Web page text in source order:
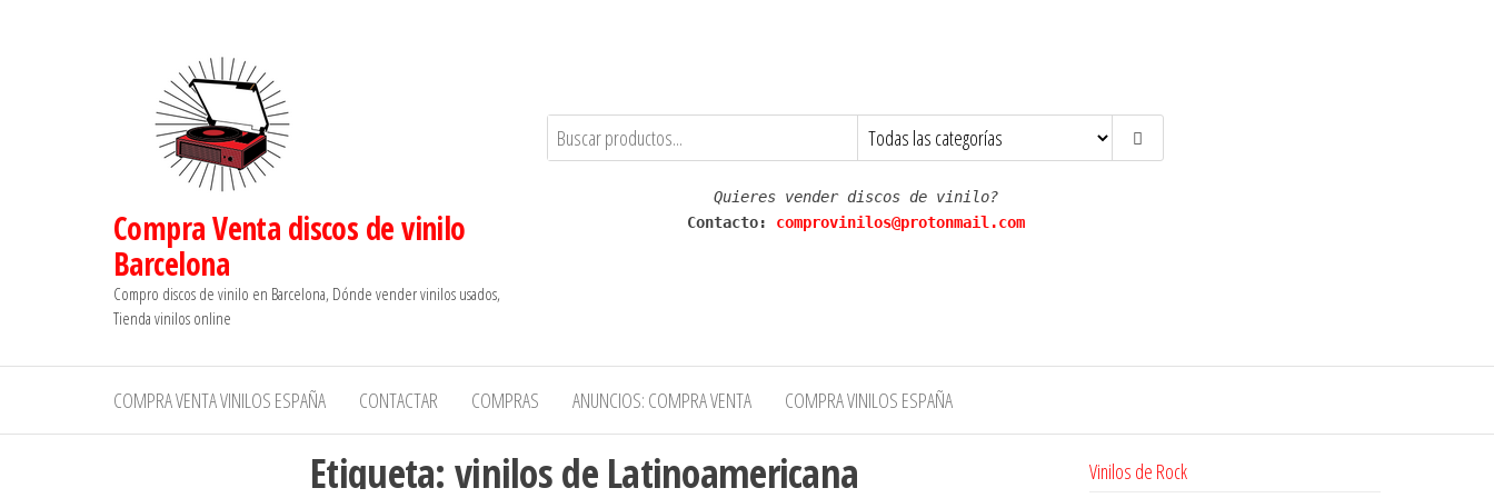
Compra Venta discos de vinilo
Barcelona
Compro discos de vinilo en Barcelona, Dónde vender vinilos usados,
Tienda vinilos online
Quieres vender discos de vinilo?
Contacto: comprovinilos@protonmail.com
COMPRA VENTA VINILOS ESPAÑA CONTACTAR COMPRAS ANUNCIOS: COMPRA VENTA COMPRA VINILOS ESPAÑA
Etiqueta:vinilos de Latinoamericana Vinilos de Rock